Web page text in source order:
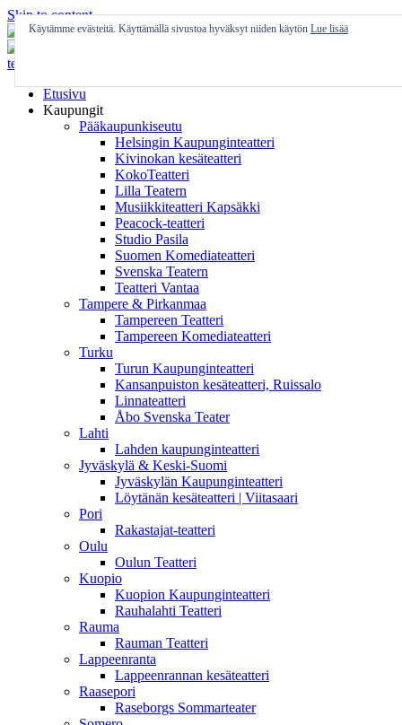
Skip to content
Etusivu
Kaupungit
Pääkaupunkiseutu
Helsingin Kaupunginteatteri
Kivinokan kesäteatteri
KokoTeatteri
Lilla Teatern
Musiikkiteatteri Kapsäkki
Peacock-teatteri
Studio Pasila
Suomen Komediateatteri
Svenska Teatern
Teatteri Vantaa
Tampere & Pirkanmaa
Tampereen Teatteri
Tampereen Komediateatteri
Turku
Turun Kaupunginteatteri
Kansanpuiston kesäteatteri, Ruissalo
Linnateatteri
Åbo Svenska Teater
Lahti
Lahden kaupunginteatteri
Jyväskylä & Keski-Suomi
Jyväskylän Kaupunginteatteri
Löytänän kesäteatteri | Viitasaari
Pori
Rakastajat-teatteri
Oulu
Oulun Teatteri
Kuopio
Kuopion Kaupunginteatteri
Rauhalahti Teatteri
Rauma
Rauman Teatteri
Lappeenranta
Lappeenrannan kesäteatteri
Raasepori
Raseborgs Sommarteater
Käytämme evästeitä. Käyttämällä sivustoa hyväksyt niiden käytön Lue lisää